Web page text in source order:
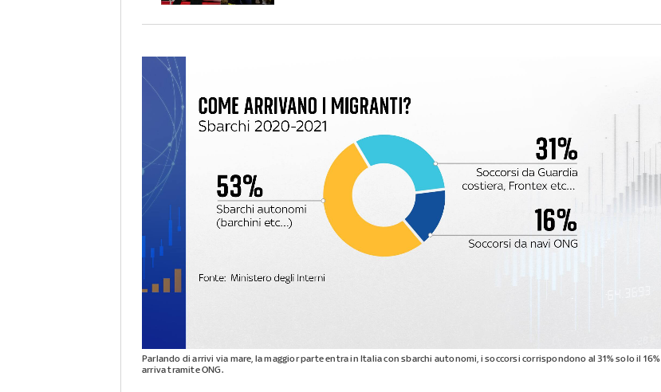
Parlando di arrivi via mare, la maggior parte entra in Italia con sbarchi autonomi, i soccorsi corrispondono al 31% solo il 16%
arriva tramite ONG.